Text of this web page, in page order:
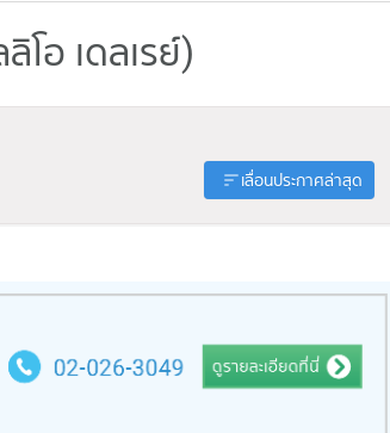
าออกด้วยระบบ Key Card Access
โอ เดลเรย์)
เลื่อนประกาศล่าสุด